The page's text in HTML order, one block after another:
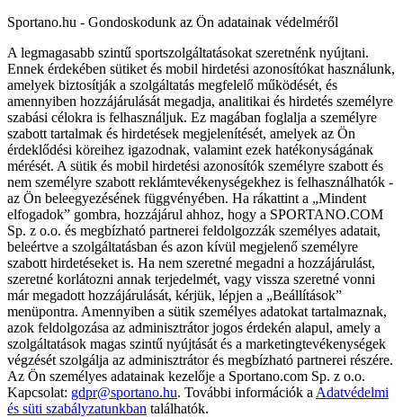
Sportano.hu - Gondoskodunk az Ön adatainak védelméről
A legmagasabb szintű sportszolgáltatásokat szeretnénk nyújtani.
Ennek érdekében sütiket és mobil hirdetési azonosítókat használunk,
amelyek biztosítják a szolgáltatás megfelelő működését, és
amennyiben hozzájárulását megadja, analitikai és hirdetés személyre
szabási célokra is felhasználjuk. Ez magában foglalja a személyre
szabott tartalmak és hirdetések megjelenítését, amelyek az Ön
érdeklődési köreihez igazodnak, valamint ezek hatékonyságának
mérését. A sütik és mobil hirdetési azonosítók személyre szabott és
nem személyre szabott reklámtevékenységekhez is felhasználhatók -
az Ön beleegyezésének függvényében. Ha rákattint a „Mindent
elfogadok” gombra, hozzájárul ahhoz, hogy a SPORTANO.COM
Sp. z o.o. és megbízható partnerei feldolgozzák személyes adatait,
beleértve a szolgáltatásban és azon kívül megjelenő személyre
szabott hirdetéseket is. Ha nem szeretné megadni a hozzájárulást,
szeretné korlátozni annak terjedelmét, vagy vissza szeretné vonni
már megadott hozzájárulását, kérjük, lépjen a „Beállítások”
menüpontra. Amennyiben a sütik személyes adatokat tartalmaznak,
azok feldolgozása az adminisztrátor jogos érdekén alapul, amely a
szolgáltatások magas szintű nyújtását és a marketingtevékenységek
végzését szolgálja az adminisztrátor és megbízható partnerei részére.
Az Ön személyes adatainak kezelője a Sportano.com Sp. z o.o.
Kapcsolat: gdpr@sportano.hu. További információk a Adatvédelmi
és süti szabályzatunkban találhatók.